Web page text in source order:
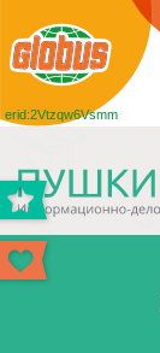
erid:2Vtzqw6Vsmm